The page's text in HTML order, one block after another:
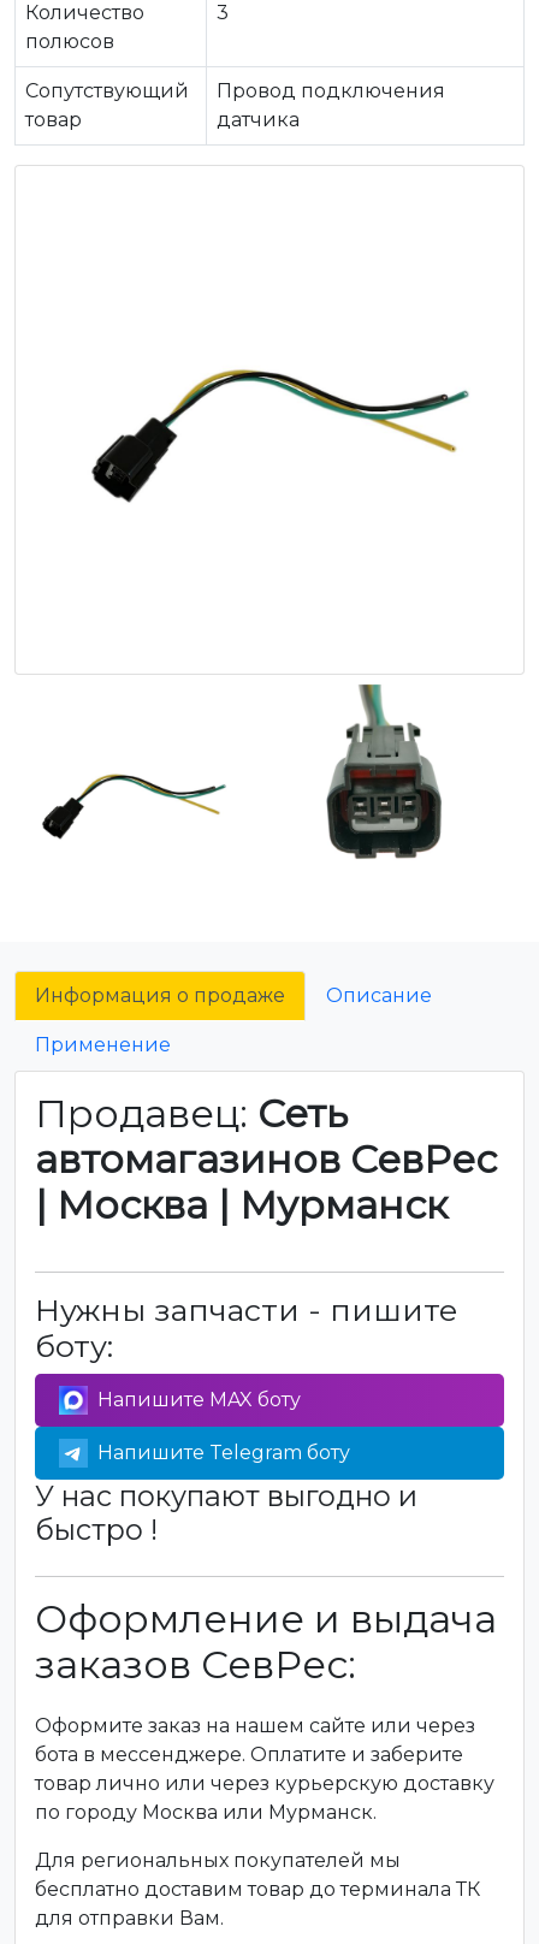
Количество
полюсов
3
Сопутствующий
товар
Провод подключения
датчика
Информация о продаже Описание
Применение
Продавец: Сеть
автомагазинов СевРес
| Москва | Мурманск
Нужны запчасти - пишите
боту:
Напишите MAX боту
Напишите Telegram боту
У нас покупают выгодно и
быстро !
Оформление и выдача
заказов СевРес:
Оформите заказ на нашем сайте или через
бота в мессенджере. Оплатите и заберите
товар лично или через курьерскую доставку
по городу Москва или Мурманск.
Для региональных покупателей мы
бесплатно доставим товар до терминала ТК
для отправки Вам.